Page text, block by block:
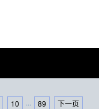
10 ··· 89 下一页